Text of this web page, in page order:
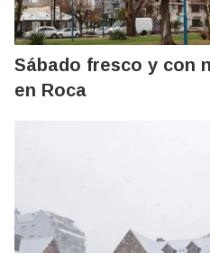
Sábado fresco y con
en Roca